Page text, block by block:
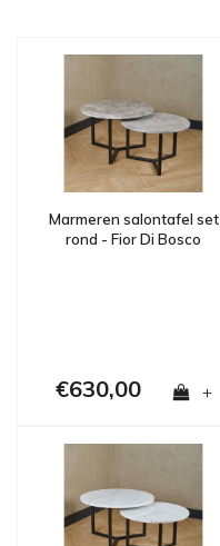
Marmeren salontafel set
rond - Fior Di Bosco
€630,00 +